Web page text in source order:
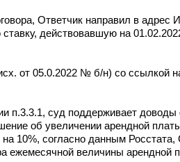
Ответчик направил в адрес
действовавшую на
от 05.0.2022 № б/н) со ссылкой
суд поддерживает доводы
об увеличении арендной
10%, согласно данным Росстата,
ежемесячной величины арендной